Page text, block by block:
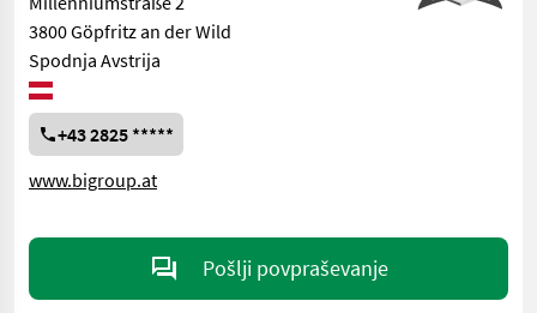
3800 Göpfritz an der Wild
Spodnja Avstrija
+43 2825 *****
www.bigroup.at
Pošlji povpraševanje